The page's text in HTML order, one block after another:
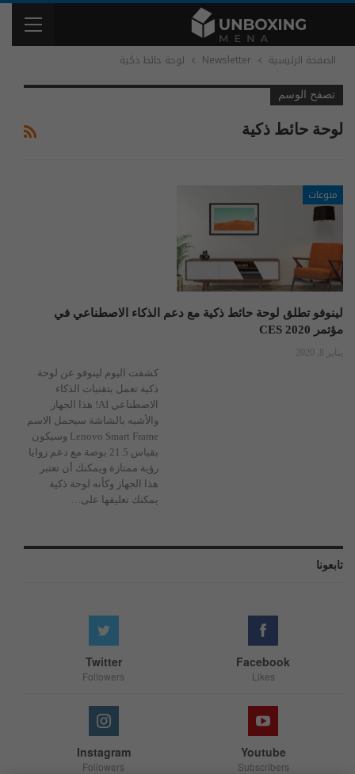
الصفحة الرئيسية Newsletter لوحة حائط ذكية
تصفح الوسم
لوحة حائط ذكية
منوعات
لينوفو تطلق لوحة حائط ذكية مع دعم الذكاء الاصطناعي في
مؤتمر CES 2020
يناير 8, 2020
كشفت اليوم لينوفو عن لوحة
ذكية تعمل بتقنيات الذكاء
الاصطناعي AI! هذا الجهاز
والأشبه بالشاشة سيحمل الاسم
Lenovo Smart Frame وسيكون
بقياس 21.5 بوصة مع دعم زوايا
رؤية ممتازة ويمكنك أن تعتبر
هذا الجهاز وكأنه لوحة ذكية
يمكنك تعليقها على…
تابعونا
Facebook
Likes
Twitter
Followers
Youtube
Subscribers
Instagram
Followers